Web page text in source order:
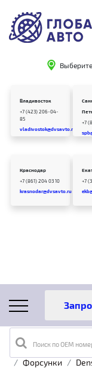
Владивосток
+7 (423) 206-04-
85
vladivostok@dvsavto.ru
+7
Краснодар
+7 (861) 204 03 10
krasnodar@dvsavto.ru
+7
Поиск по OEM
Главная Каталог
Форсунки